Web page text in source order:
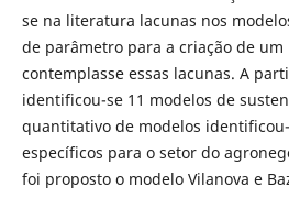
se na literatura lacunas nos
de parâmetro para a criação de um
contemplasse essas lacunas. A
identificou-se 11 modelos de
quantitativo de modelos
específicos para o setor do
foi proposto o modelo Vilanova e